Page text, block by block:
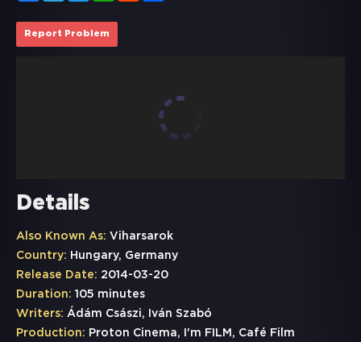
Report Problem
Details
Also Known As: Viharsarok
Country: Hungary, Germany
Release Date: 2014-03-20
Duration: 105 minutes
Writers: Ádám Császi, Iván Szabó
Production: Proton Cinema, I'm FILM, Café Film